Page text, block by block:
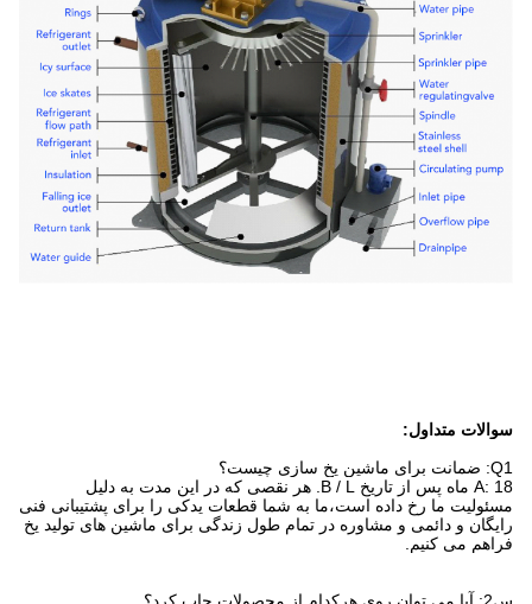
سوالات متداول:
Q1: ضمانت برای ماشین یخ سازی چیست؟
A: 18 ماه پس از تاریخ B / L. هر نقصی که در این مدت به دلیل
مسئولیت ما رخ داده است،ما به شما قطعات یدکی را برای پشتیبانی فنی
رایگان و دائمی و مشاوره در تمام طول زندگی برای ماشین های تولید یخ
فراهم می کنیم.